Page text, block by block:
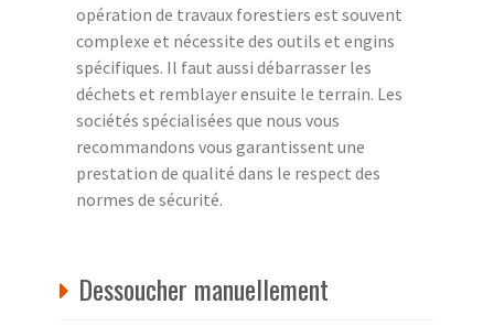
opération de travaux forestiers est souvent
complexe et nécessite des outils et engins
spécifiques. Il faut aussi débarrasser les
déchets et remblayer ensuite le terrain. Les
sociétés spécialisées que nous vous
recommandons vous garantissent une
prestation de qualité dans le respect des
normes de sécurité.
Dessoucher manuellement